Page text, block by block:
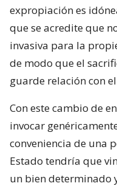
expropiación es
que se acredite que
invasiva para la
de modo que el
guarde relación con
Con este cambio de
invocar
conveniencia de una
Estado tendría que
un bien determinado